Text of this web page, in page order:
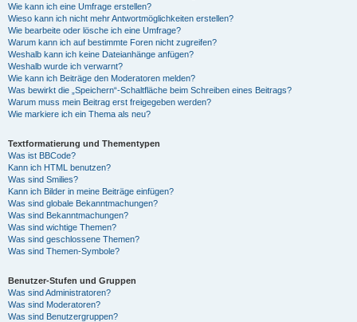
Wie kann ich eine Umfrage erstellen?
Wieso kann ich nicht mehr Antwortmöglichkeiten erstellen?
Wie bearbeite oder lösche ich eine Umfrage?
Warum kann ich auf bestimmte Foren nicht zugreifen?
Weshalb kann ich keine Dateianhänge anfügen?
Weshalb wurde ich verwarnt?
Wie kann ich Beiträge den Moderatoren melden?
Was bewirkt die „Speichern“-Schaltfläche beim Schreiben eines Beitrags?
Warum muss mein Beitrag erst freigegeben werden?
Wie markiere ich ein Thema als neu?
Textformatierung und Thementypen
Was ist BBCode?
Kann ich HTML benutzen?
Was sind Smilies?
Kann ich Bilder in meine Beiträge einfügen?
Was sind globale Bekanntmachungen?
Was sind Bekanntmachungen?
Was sind wichtige Themen?
Was sind geschlossene Themen?
Was sind Themen-Symbole?
Benutzer-Stufen und Gruppen
Was sind Administratoren?
Was sind Moderatoren?
Was sind Benutzergruppen?